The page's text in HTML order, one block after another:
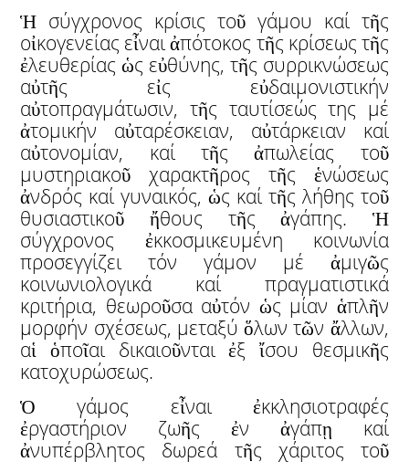
Ἡ σύγχρονος κρίσις τοῦ γάμου καί τῆς
οἰκογενείας εἶναι ἀπότοκος τῆς κρίσεως τῆς
ἐλευθερίας ὡς εὐθύνης, τῆς συρρικνώσεως
αὐτῆς εἰς εὐδαιμονιστικήν
αὐτοπραγμάτωσιν, τῆς ταυτίσεώς της μέ
ἀτομικήν αὐταρέσκειαν, αὐτάρκειαν καί
αὐτονομίαν, καί τῆς ἀπωλείας τοῦ
μυστηριακοῦ χαρακτῆρος τῆς ἑνώσεως
ἀνδρός καί γυναικός, ὡς καί τῆς λήθης τοῦ
θυσιαστικοῦ ἤθους τῆς ἀγάπης. Ἡ
σύγχρονος ἐκκοσμικευμένη κοινωνία
προσεγγίζει τόν γάμον μέ ἀμιγῶς
κοινωνιολογικά καί πραγματιστικά
κριτήρια, θεωροῦσα αὐτόν ὡς μίαν ἁπλῆν
μορφήν σχέσεως, μεταξύ ὅλων τῶν ἄλλων,
αἱ ὁποῖαι δικαιοῦνται ἐξ ἴσου θεσμικῆς
κατοχυρώσεως.
Ὁ γάμος εἶναι ἐκκλησιοτραφές
ἐργαστήριον ζωῆς ἐν ἀγάπῃ καί
ἀνυπέρβλητος δωρεά τῆς χάριτος τοῦ